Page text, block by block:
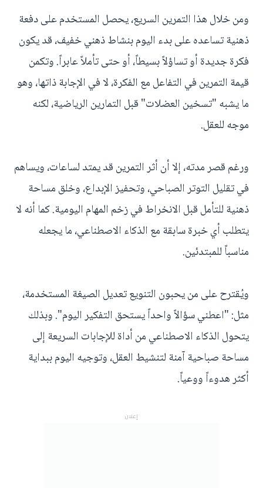
ومن خلال هذا التمرين السريع، يحصل المستخدم على دفعة
ذهنية تساعده على بدء اليوم بنشاط ذهني خفيف، قد يكون
فكرة جديدة أو تساؤلاً بسيطاً، أو حتى تأملاً عابراً. وتكمن
قيمة التمرين في التفاعل مع الفكرة، لا في الإجابة ذاتها، وهو
ما يشبه "تسخين العضلات" قبل التمارين الرياضية، لكنه
موجه للعقل.
ورغم قصر مدته، إلا أن أثر التمرين قد يمتد لساعات، ويساهم
في تقليل التوتر الصباحي، وتحفيز الإبداع، وخلق مساحة
ذهنية للتأمل قبل الانخراط في زخم المهام اليومية. كما أنه لا
يتطلب أي خبرة سابقة مع الذكاء الاصطناعي، ما يجعله
مناسباً للمبتدئين.
ويُقترح على من يحبون التنويع تعديل الصيغة المستخدمة،
مثل: "اعطني سؤالاً واحداً يستحق التفكير اليوم". وبذلك
يتحول الذكاء الاصطناعي من أداة للإجابات السريعة إلى
مساحة صباحية آمنة لتنشيط العقل، وتوجيه اليوم ببداية
أكثر هدوءاً ووعياً.
إعلان